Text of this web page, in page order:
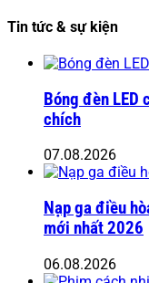
Tin tức & sự kiện
Bóng đèn LED
chích
07.08.2026
Nạp ga điều
mới nhất 2026
06.08.2026